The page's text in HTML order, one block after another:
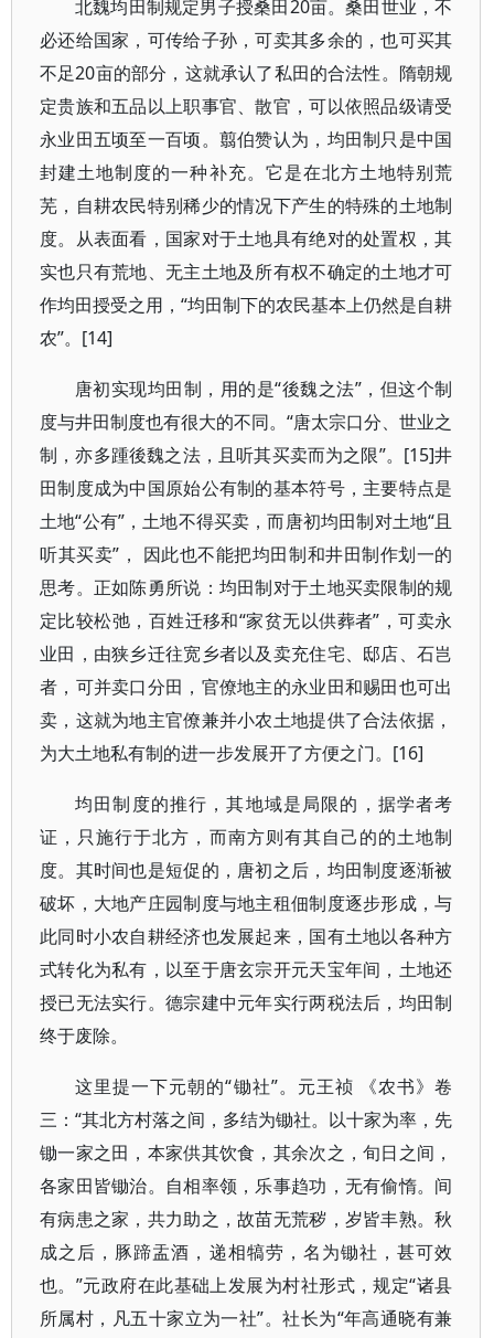
北魏均田制规定男子授桑田20亩。桑田世业，不
必还给国家，可传给子孙，可卖其多余的，也可买其
不足20亩的部分，这就承认了私田的合法性。隋朝规
定贵族和五品以上职事官、散官，可以依照品级请受
永业田五顷至一百顷。翦伯赞认为，均田制只是中国
封建土地制度的一种补充。它是在北方土地特别荒
芜，自耕农民特别稀少的情况下产生的特殊的土地制
度。从表面看，国家对于土地具有绝对的处置权，其
实也只有荒地、无主土地及所有权不确定的土地才可
作均田授受之用，“均田制下的农民基本上仍然是自耕
农”。[14]
唐初实现均田制，用的是“後魏之法”，但这个制
度与井田制度也有很大的不同。“唐太宗口分、世业之
制，亦多踵後魏之法，且听其买卖而为之限”。[15]井
田制度成为中国原始公有制的基本符号，主要特点是
土地“公有”，土地不得买卖，而唐初均田制对土地“且
听其买卖”， 因此也不能把均田制和井田制作划一的
思考。正如陈勇所说：均田制对于土地买卖限制的规
定比较松弛，百姓迁移和“家贫无以供葬者”，可卖永
业田，由狭乡迁往宽乡者以及卖充住宅、邸店、石岂
者，可并卖口分田，官僚地主的永业田和赐田也可出
卖，这就为地主官僚兼并小农土地提供了合法依据，
为大土地私有制的进一步发展开了方便之门。[16]
均田制度的推行，其地域是局限的，据学者考
证，只施行于北方，而南方则有其自己的的土地制
度。其时间也是短促的，唐初之后，均田制度逐渐被
破坏，大地产庄园制度与地主租佃制度逐步形成，与
此同时小农自耕经济也发展起来，国有土地以各种方
式转化为私有，以至于唐玄宗开元天宝年间，土地还
授已无法实行。德宗建中元年实行两税法后，均田制
终于废除。
这里提一下元朝的“锄社”。元王祯 《农书》卷
三：“其北方村落之间，多结为锄社。以十家为率，先
锄一家之田，本家供其饮食，其余次之，旬日之间，
各家田皆锄治。自相率领，乐事趋功，无有偷惰。间
有病患之家，共力助之，故苗无荒秽，岁皆丰熟。秋
成之后，豚蹄盂酒，递相犒劳，名为锄社，甚可效
也。”元政府在此基础上发展为村社形式，规定“诸县
所属村，凡五十家立为一社”。社长为“年高通晓有兼